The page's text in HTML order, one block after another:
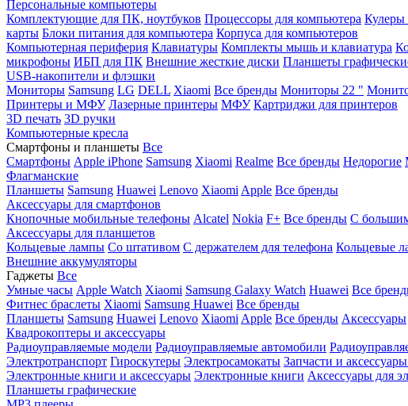
Персональные компьютеры
Комплектующие для ПК, ноутбуков Процессоры для компьютера Кулеры
карты Блоки питания для компьютера Корпуса для компьютеров
Компьютерная периферия Клавиатуры Комплекты мышь и клавиатура
микрофоны ИБП для ПК Внешние жесткие диски Планшеты
USB-накопители и флэшки
Мониторы Samsung LG DELL Xiaomi Все бренды Мониторы 22 "
Принтеры и МФУ Лазерные принтеры МФУ Картриджи для принтеров
3D печать 3D ручки
Компьютерные кресла
Смартфоны и планшеты Все
Смартфоны Apple iPhone Samsung Xiaomi Realme Все бренды Недорогие
Флагманские
Планшеты Samsung Huawei Lenovo Xiaomi Apple Все бренды
Аксессуары для смартфонов
Кнопочные мобильные телефоны Alcatel Nokia F+ Все бренды С
Аксессуары для планшетов
Кольцевые лампы Со штативом C держателем для телефона Кольцевые
Внешние аккумуляторы
Гаджеты Все
Умные часы Apple Watch Xiaomi Samsung Galaxy Watch Huawei Все
Фитнес браслеты Xiaomi Samsung Huawei Все бренды
Планшеты Samsung Huawei Lenovo Xiaomi Apple Все бренды Аксессуары
Квадрокоптеры и аксессуары
Радиоуправляемые модели Радиоуправляемые автомобили
Электротранспорт Гироскутеры Электросамокаты Запчасти и
Электронные книги и аксессуары Электронные книги Аксессуары для
Планшеты графические